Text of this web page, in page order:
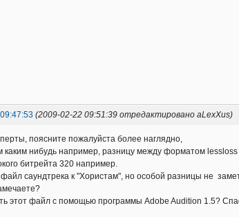
(2009-02-22 09:51:39 отредактировано aLexXus)
поясните пожалуйста более наглядно,
каким нибудь например, разницу между форматом lessloss
битрейта 320 например.
файл саундтрека к "Хористам", но особой разницы не
этот файл с помощью программы Adobe Audition 1.5?